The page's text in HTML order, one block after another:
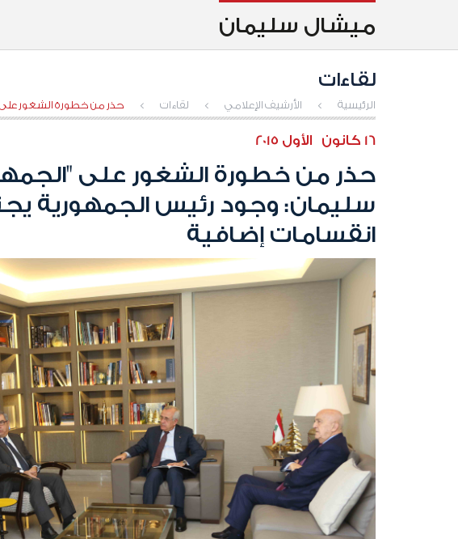
ميشال سليمان
لقاءات
الرئيسية > الأرشيف الإعلامي > لقاءات > حذر من خطورة الشغور على
16 كانون الأول 2015
حذر من خطورة الشغور على
سليمان: وجود رئيس الجمهورية
انقسامات إضافية